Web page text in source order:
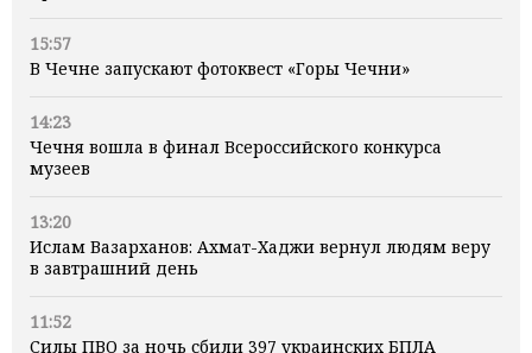
15:57
В Чечне запускают фотоквест «Горы Чечни»
14:23
Чечня вошла в финал Всероссийского конкурса
музеев
13:20
Ислам Вазарханов: Ахмат-Хаджи вернул людям веру
в завтрашний день
11:52
Силы ПВО за ночь сбили 397 украинских БПЛА